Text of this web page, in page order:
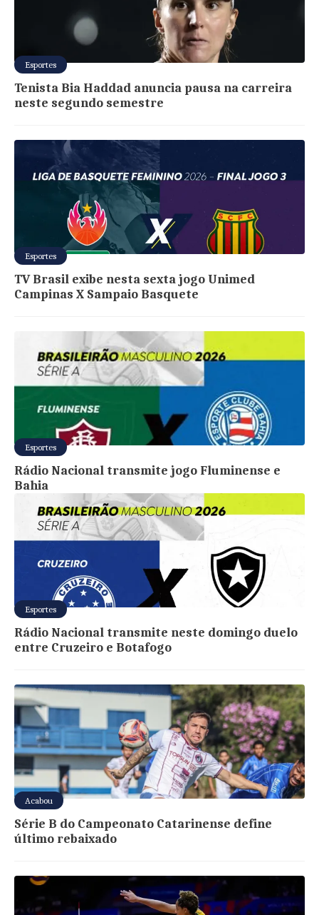
Esportes
Tenista Bia Haddad anuncia pausa na carreira
neste segundo semestre
Esportes
TV Brasil exibe nesta sexta jogo Unimed
Campinas X Sampaio Basquete
Esportes
Rádio Nacional transmite jogo Fluminense e
Bahia
Esportes
Rádio Nacional transmite neste domingo duelo
entre Cruzeiro e Botafogo
Acabou
Série B do Campeonato Catarinense define
último rebaixado